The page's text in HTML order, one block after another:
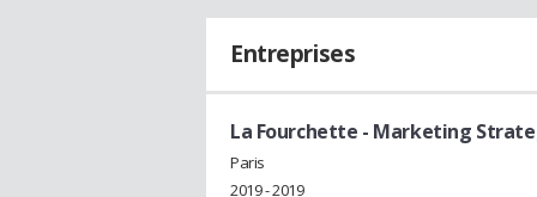
Entreprises
La Fourchette - Marketing
Paris
2019 - 2019